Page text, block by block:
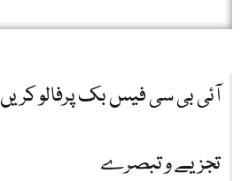
آئی بی سی فیس بک پرفالو کریں
تجزیے و تبصرے